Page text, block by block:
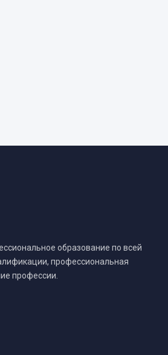
образование по всей
профессиональная
профессии.